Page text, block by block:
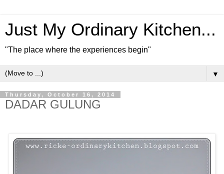
Just My Ordinary Kitchen...
"The place where the experiences begin"
▼
Thursday, October 16, 2014
DADAR GULUNG